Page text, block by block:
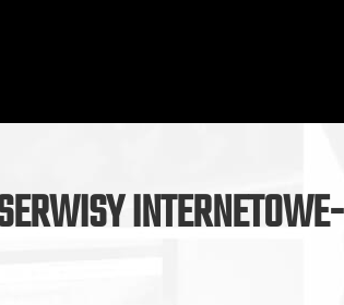
INTERNETOWE-